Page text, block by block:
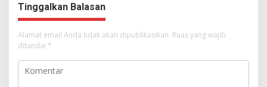
Tinggalkan Balasan
Alamat email Anda tidak akan dipublikasikan. Ruas yang wajib
ditandai *